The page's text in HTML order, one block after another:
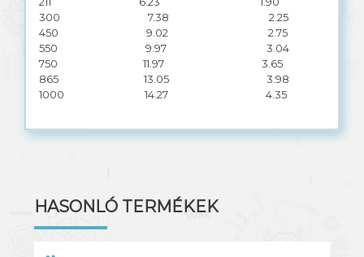
300 7.38 2.25
450 9.02 2.75
550 9.97 3.04
750 11.97 3.65
865 13.05 3.98
1000 14.27 4.35
HASONLÓ TERMÉKEK